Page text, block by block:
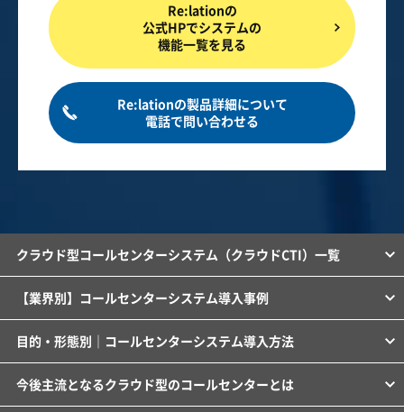
Re:lationの
公式HPでシステムの
機能一覧を見る
Re:lationの製品詳細について
電話で問い合わせる
クラウド型コールセンターシステム（クラウドCTI）一覧
【業界別】コールセンターシステム導入事例
目的・形態別｜コールセンターシステム導入方法
今後主流となるクラウド型のコールセンターとは